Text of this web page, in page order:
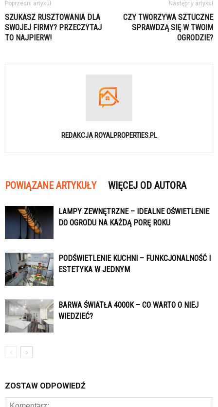
Poprzedni artykuł
SZUKASZ RUSZTOWANIA DLA
SWOJEJ FIRMY? PRZECZYTAJ
TO NAJPIERW!
Następny artykuł
CZY TWORZYWA SZTUCZNE
SPRAWDZĄ SIĘ W TWOIM
OGRODZIE?
REDAKCJA ROYALPROPERTIES.PL
POWIĄZANE ARTYKUŁY WIĘCEJ OD AUTORA
LAMPY ZEWNĘTRZNE – IDEALNE OŚWIETLENIE
DO OGRODU NA KAŻDĄ PORĘ ROKU
PODŚWIETLENIE KUCHNI – FUNKCJONALNOŚĆ I
ESTETYKA W JEDNYM
BARWA ŚWIATŁA 4000K – CO WARTO O NIEJ
WIEDZIEĆ?
ZOSTAW ODPOWIEDŹ